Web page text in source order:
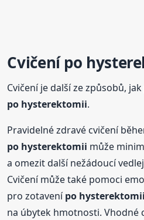
Cvičenípo
Cvičení je další ze způsobů,
po hysterektomii.
Pravidelné zdravé cvičení
po hysterektomii může
a omezit další nežádoucí
Cvičení může také pomoci
pro zotavenípo hysterektomii
na úbytek hmotnosti. Vhodné